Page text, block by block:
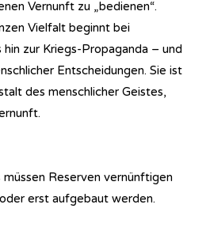
Vernunft zu „bedienen“.
Vielfalt beginnt bei
zur Kriegs-Propaganda – und
Entscheidungen. Sie ist
des menschlicher Geistes,
Reserven vernünftigen
erst aufgebaut werden.